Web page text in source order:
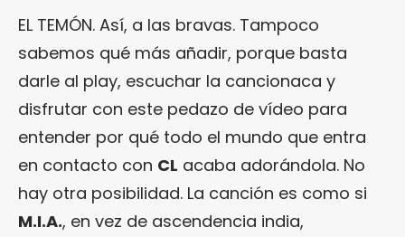
EL TEMÓN. Así, a las bravas. Tampoco
sabemos qué más añadir, porque basta
darle al play, escuchar la cancionaca y
disfrutar con este pedazo de vídeo para
entender por qué todo el mundo que entra
en contacto con CL acaba adorándola. No
hay otra posibilidad. La canción es como si
M.I.A., en vez de ascendencia india,